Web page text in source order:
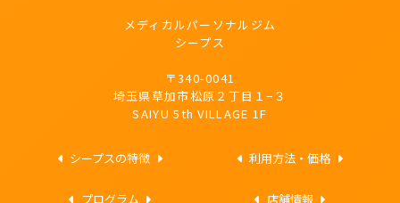
メディカルパーソナルジム
シープス
〒340-0041
埼玉県草加市松原２丁目１−３
SAIYU 5th VILLAGE 1F
シープスの特徴 利用方法・価格
プログラム 店舗情報